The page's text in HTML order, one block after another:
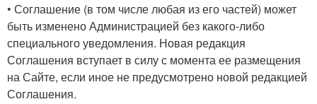
• Соглашение (в том числе любая из его частей) может
быть изменено Администрацией без какого-либо
специального уведомления. Новая редакция
Соглашения вступает в силу с момента ее размещения
на Сайте, если иное не предусмотрено новой редакцией
Соглашения.